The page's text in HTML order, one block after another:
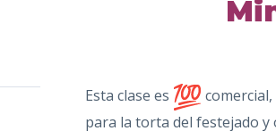
Esta clase es
para la torta del festejado